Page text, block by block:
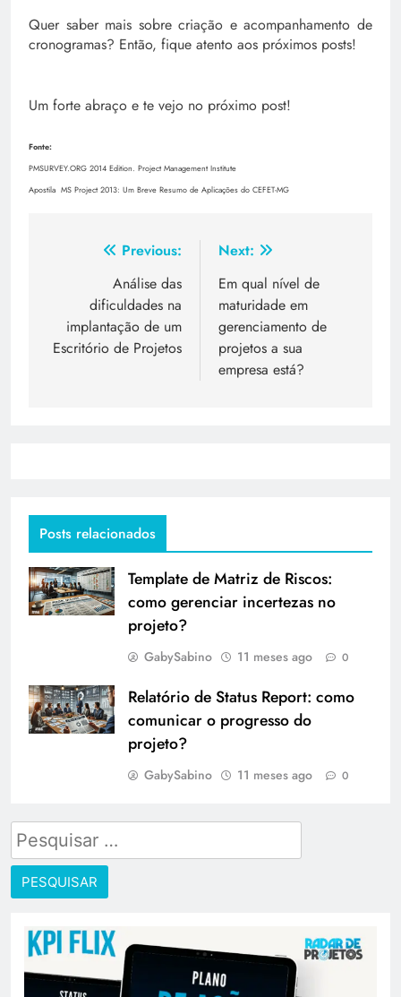
Quer saber mais sobre criação e acompanhamento de
cronogramas? Então, fique atento aos próximos posts!
Um forte abraço e te vejo no próximo post!
Fonte:
PMSURVEY.ORG 2014 Edition. Project Management Institute
Apostila MS Project 2013: Um Breve Resumo de Aplicações do CEFET-MG
Previous:
Análise das
dificuldades na
implantação de um
Escritório de Projetos
Next:
Em qual nível de
maturidade em
gerenciamento de
projetos a sua
empresa está?
Posts relacionados
Template de Matriz de Riscos:
como gerenciar incertezas no
projeto?
GabySabino 11 meses ago 0
Relatório de Status Report: como
comunicar o progresso do
projeto?
GabySabino 11 meses ago 0